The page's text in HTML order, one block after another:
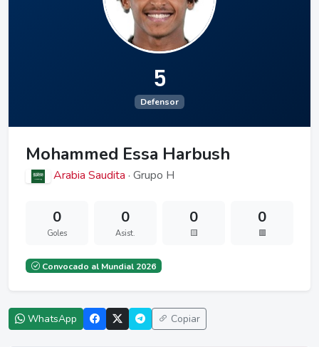
5
Defensor
Mohammed Essa Harbush
Arabia Saudita · Grupo H
0
Goles
0
Asist.
0
🟨
0
🟥
Convocado al Mundial 2026
WhatsApp Copiar